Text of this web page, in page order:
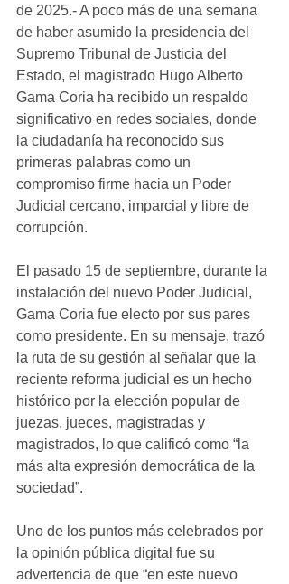
de 2025.- A poco más de una semana
de haber asumido la presidencia del
Supremo Tribunal de Justicia del
Estado, el magistrado Hugo Alberto
Gama Coria ha recibido un respaldo
significativo en redes sociales, donde
la ciudadanía ha reconocido sus
primeras palabras como un
compromiso firme hacia un Poder
Judicial cercano, imparcial y libre de
corrupción.
El pasado 15 de septiembre, durante la
instalación del nuevo Poder Judicial,
Gama Coria fue electo por sus pares
como presidente. En su mensaje, trazó
la ruta de su gestión al señalar que la
reciente reforma judicial es un hecho
histórico por la elección popular de
juezas, jueces, magistradas y
magistrados, lo que calificó como “la
más alta expresión democrática de la
sociedad”.
Uno de los puntos más celebrados por
la opinión pública digital fue su
advertencia de que “en este nuevo